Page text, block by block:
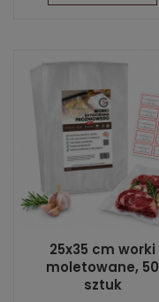
25x35 cm worki
moletowane, 50
sztuk